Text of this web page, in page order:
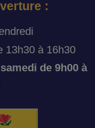
:
13h30 à 16h30
de 9h00 à